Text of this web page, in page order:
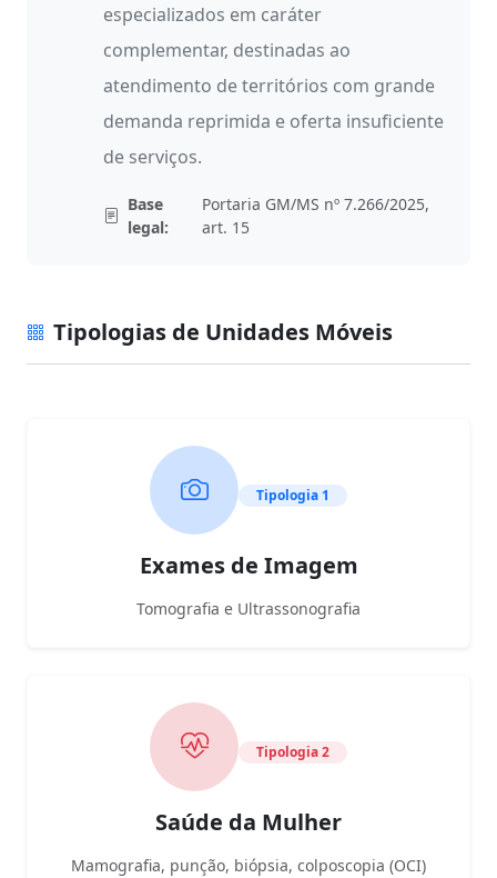
especializados em caráter
complementar, destinadas ao
atendimento de territórios com grande
demanda reprimida e oferta insuficiente
de serviços.
Base
legal:
Portaria GM/MS nº 7.266/2025,
art. 15
Tipologias de Unidades Móveis
Tipologia 1
Exames de Imagem
Tomografia e Ultrassonografia
Tipologia 2
Saúde da Mulher
Mamografia, punção, biópsia, colposcopia (OCI)